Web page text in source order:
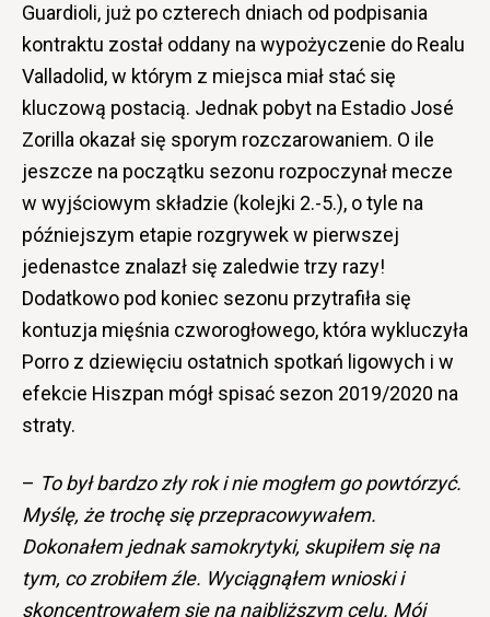
Guardioli, już po czterech dniach od podpisania
kontraktu został oddany na wypożyczenie do Realu
Valladolid, w którym z miejsca miał stać się
kluczową postacią. Jednak pobyt na Estadio José
Zorilla okazał się sporym rozczarowaniem. O ile
jeszcze na początku sezonu rozpoczynał mecze
w wyjściowym składzie (kolejki 2.-5.), o tyle na
późniejszym etapie rozgrywek w pierwszej
jedenastce znalazł się zaledwie trzy razy!
Dodatkowo pod koniec sezonu przytrafiła się
kontuzja mięśnia czworogłowego, która wykluczyła
Porro z dziewięciu ostatnich spotkań ligowych i w
efekcie Hiszpan mógł spisać sezon 2019/2020 na
straty.
– To był bardzo zły rok i nie mogłem go powtórzyć.
Myślę, że trochę się przepracowywałem.
Dokonałem jednak samokrytyki, skupiłem się na
tym, co zrobiłem źle. Wyciągnąłem wnioski i
skoncentrowałem się na najbliższym celu. Mój